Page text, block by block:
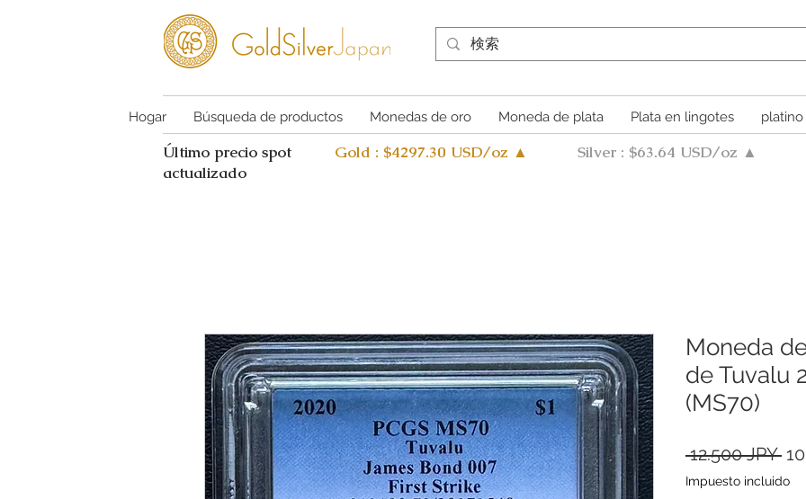
Hogar Búsqueda de productos Monedas de oro Moneda de plata Plata en lingotes platino
Último precio spot
actualizado
Gold : $4297.30 USD/oz ▲ Silver : $63.64 USD/oz ▲
Moneda
de Tuvalu
(MS70)
12.500 JPY
Impuesto incluido